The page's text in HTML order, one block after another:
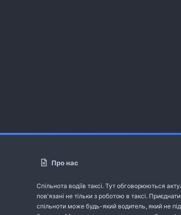
Про нас
Спільнота водіїв таксі. Тут обговорюються
пов'язані не тільки з роботою в таксі.
спільноти може будь-який водитель, який не